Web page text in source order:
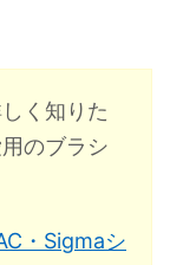
く知りた
のブラシ
・Sigmaシ